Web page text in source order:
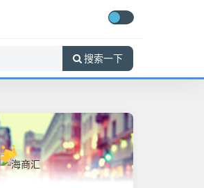
搜索一下